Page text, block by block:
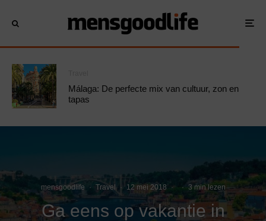
Málaga: De perfecte mix van cultuur, zon en
tapas
mensgoodlife · Travel · 12 mei 2018 · · 3 min lezen
Ga eens op vakantie in